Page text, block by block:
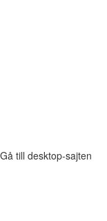
Gå till desktop-sajten